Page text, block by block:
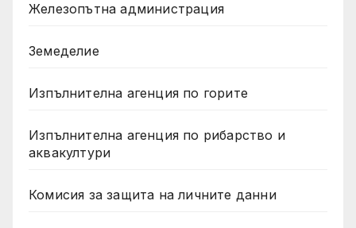
Железопътна администрация
Земеделие
Изпълнителна агенция по горите
Изпълнителна агенция по рибарство и
аквакултури
Комисия за защита на личните данни